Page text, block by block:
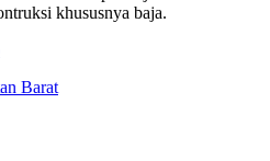
khususnya baja.
Barat